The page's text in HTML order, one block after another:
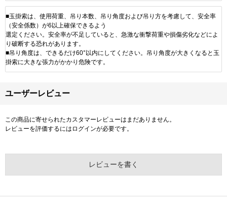
■玉掛索は、使用荷重、吊り本数、吊り角度および吊り方を考慮して、安全率
（安全係数）が6以上確保できるよう
選定ください。安全率が不足していると、急激な衝撃荷重や損傷劣化などによ
り破断する恐れがあります。
■吊り角度は、できるだけ60°以内にしてください。吊り角度が大きくなると玉
掛索に大きな張力がかかり危険です。
ユーザーレビュー
この商品に寄せられたカスタマーレビューはまだありません。
レビューを評価するには ログインが必要です。
レビューを書く